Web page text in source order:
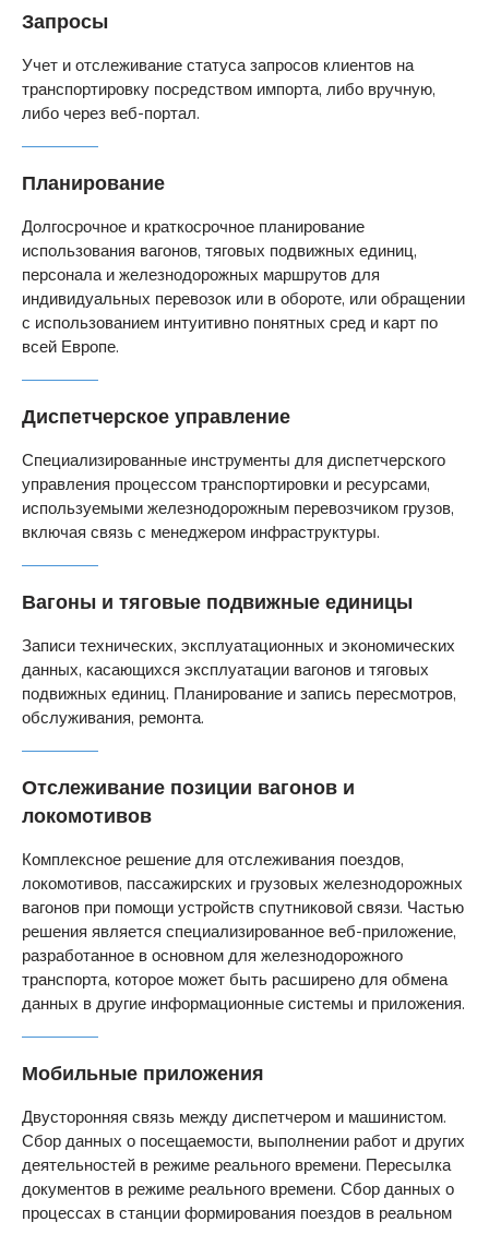
Запросы
Учет и отслеживание статуса запросов клиентов на
транспортировку посредством импорта, либо вручную,
либо через веб-портал.
Планирование
Долгосрочное и краткосрочное планирование
использования вагонов, тяговых подвижных единиц,
персонала и железнодорожных маршрутов для
индивидуальных перевозок или в обороте, или обращении
с использованием интуитивно понятных сред и карт по
всей Европе.
Диспетчерское управление
Специализированные инструменты для диспетчерского
управления процессом транспортировки и ресурсами,
используемыми железнодорожным перевозчиком грузов,
включая связь с менеджером инфраструктуры.
Вагоны и тяговые подвижные единицы
Записи технических, эксплуатационных и экономических
данных, касающихся эксплуатации вагонов и тяговых
подвижных единиц. Планирование и запись пересмотров,
обслуживания, ремонта.
Отслеживание позиции вагонов и
локомотивов
Комплексное решение для отслеживания поездов,
локомотивов, пассажирских и грузовых железнодорожных
вагонов при помощи устройств спутниковой связи. Частью
решения является специализированное веб-приложение,
разработанное в основном для железнодорожного
транспорта, которое может быть расширено для обмена
данных в другие информационные системы и приложения.
Мобильные приложения
Двусторонняя связь между диспетчером и машинистом.
Сбор данных о посещаемости, выполнении работ и других
деятельностей в режиме реального времени. Пересылка
документов в режиме реального времени. Сбор данных о
процессах в станции формирования поездов в реальном